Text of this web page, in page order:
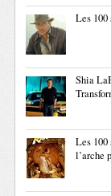
Les 100
Shia
Les 100
l’arche